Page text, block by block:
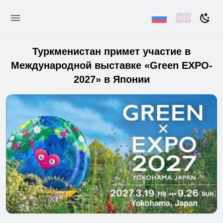
Туркменистан примет участие в
Международной выставке «Green EXPO-
2027» в Японии